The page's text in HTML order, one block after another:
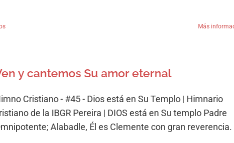
Más
y cantemos Su amor eternal
Cristiano - #45 - Dios está en Su Templo | Himnario
de la IBGR Pereira | DIOS está en Su templo Padre
Alabadle, Él es Clemente con gran reverencia.